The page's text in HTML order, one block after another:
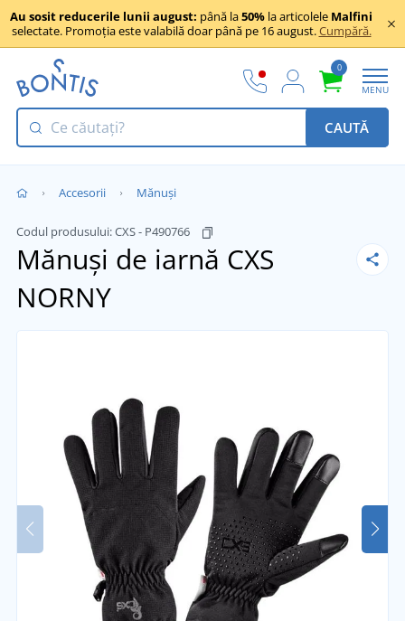
Au sosit reducerile lunii august: până la50% la articolele Malfini
selectate. Promoția este valabilă doar până pe 16 august.Cumpără.
0
MENU
CAUTĂ
Accesorii Mănuși
Codul produsului:CXS - P490766
Mănuși de iarnă CXS
NORNY